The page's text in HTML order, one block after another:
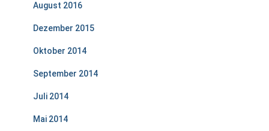
August 2016
Dezember 2015
Oktober 2014
September 2014
Juli 2014
Mai 2014